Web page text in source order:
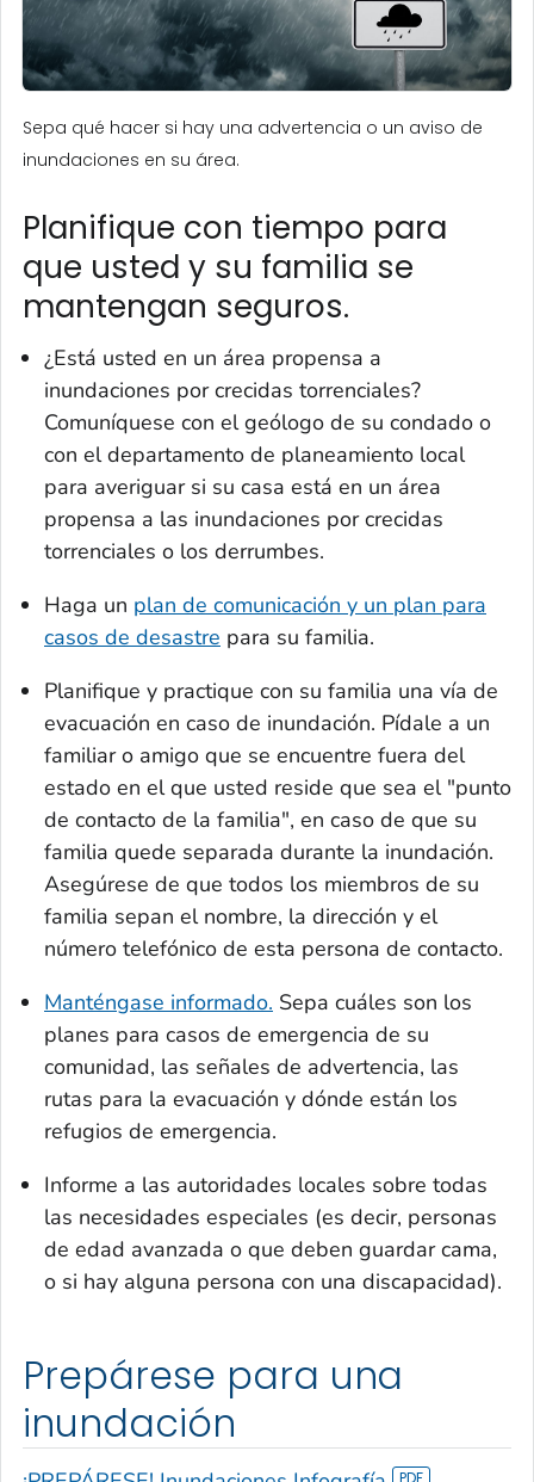
Sepa qué hacer si hay una advertencia o un aviso de
inundaciones en su área.
Planifique con tiempo para
que usted y su familia se
mantengan seguros.
¿Está usted en un área propensa a
inundaciones por crecidas torrenciales?
Comuníquese con el geólogo de su condado o
con el departamento de planeamiento local
para averiguar si su casa está en un área
propensa a las inundaciones por crecidas
torrenciales o los derrumbes.
Haga un plan de comunicación y un plan para
casos de desastre para su familia.
Planifique y practique con su familia una vía de
evacuación en caso de inundación. Pídale a un
familiar o amigo que se encuentre fuera del
estado en el que usted reside que sea el "punto
de contacto de la familia", en caso de que su
familia quede separada durante la inundación.
Asegúrese de que todos los miembros de su
familia sepan el nombre, la dirección y el
número telefónico de esta persona de contacto.
Manténgase informado. Sepa cuáles son los
planes para casos de emergencia de su
comunidad, las señales de advertencia, las
rutas para la evacuación y dónde están los
refugios de emergencia.
Informe a las autoridades locales sobre todas
las necesidades especiales (es decir, personas
de edad avanzada o que deben guardar cama,
o si hay alguna persona con una discapacidad).
Prepárese para una
inundación